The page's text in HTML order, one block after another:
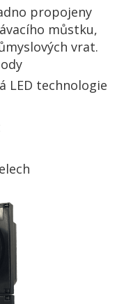
propojeny
můstku,
vrat.
LED technologie